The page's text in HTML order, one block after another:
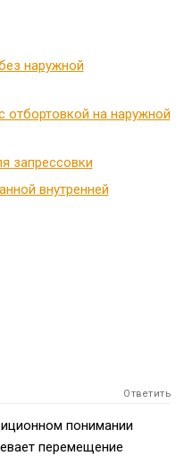
наружной
отбортовкой на наружной
запрессовки
внутренней
Ответить
понимании
перемещение